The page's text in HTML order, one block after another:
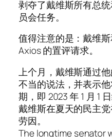
剥夺了戴维斯所有总
员会任务。
值得注意的是：戴维
Axios 的置评请求。
上个月，戴维斯通过
不当的说法，并表示
期，即 2023 年 1 月 1 日
戴维斯在夏天的民主
劳因。
The longtime senator